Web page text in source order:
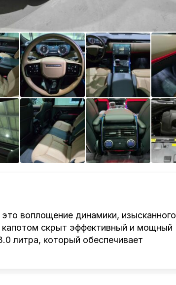
это воплощение динамики, изысканного
скрыт эффективный и мощный
литра, который обеспечивает